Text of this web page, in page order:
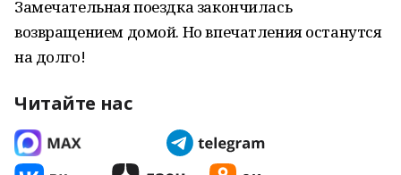
Замечательная поездка закончилась
возвращением домой. Но впечатления останутся
на долго!
Читайте нас